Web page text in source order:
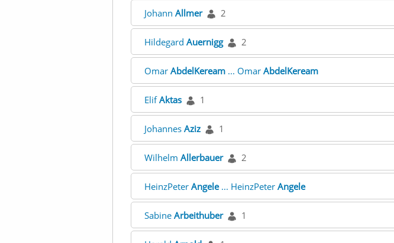
Johann Allmer 2
Hildegard Auernigg 2
Omar AbdelKeream... Omar AbdelKeream
ElifAktas 1
Johannes Aziz 1
Wilhelm Allerbauer 2
HeinzPeter Angele... HeinzPeter Angele
Sabine Arbeithuber 1